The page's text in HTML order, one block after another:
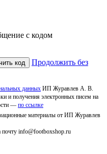
с кодом
Продолжить без
данных ИП Журавлев А. В.
и получения электронных писем на
— по ссылке
материалы от ИП Журавлев
почту info@footboxshop.ru